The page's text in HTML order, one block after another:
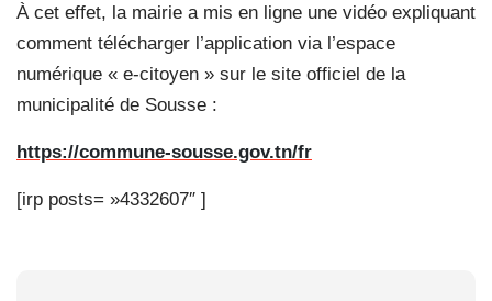
À cet effet, la mairie a mis en ligne une vidéo expliquant
comment télécharger l’application via l’espace
numérique « e-citoyen » sur le site officiel de la
municipalité de Sousse :
https://commune-sousse.gov.tn/fr
[irp posts= »4332607″ ]